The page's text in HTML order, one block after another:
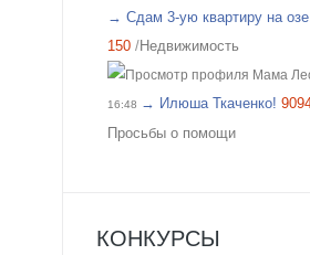
→ Сдам 3-ую квартиру на
150 /Недвижимость
Мама
16:48 → Илюша Ткаченко!
Просьбы о помощи
КОНКУРСЫ